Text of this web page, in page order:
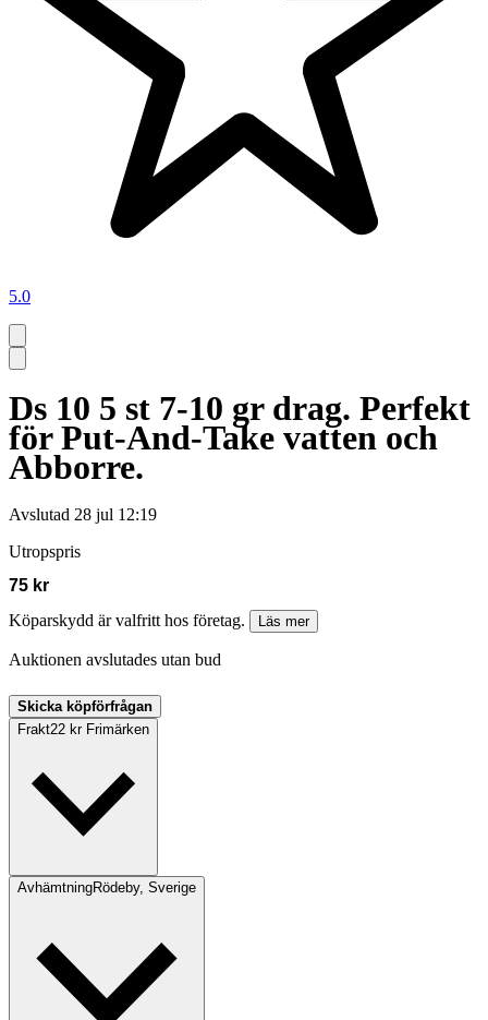
5.0
Ds 10 5 st 7-10 gr drag. Perfekt
för Put-And-Take vatten och
Abborre.
Avslutad 28 jul 12:19
Utropspris
75 kr
Köparskydd är valfritt hos företag.
Läs mer
Auktionen avslutades utan bud
Skicka köpförfrågan
Frakt22 kr Frimärken
AvhämtningRödeby, Sverige